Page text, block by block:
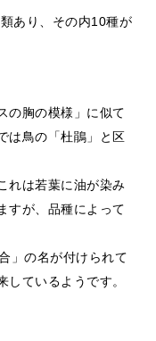
あり、その内10種が
の胸の模様」に似て
は鳥の「杜鵑」と区
れは若葉に油が染み
すが、品種によって
」の名が付けられて
ているようです。